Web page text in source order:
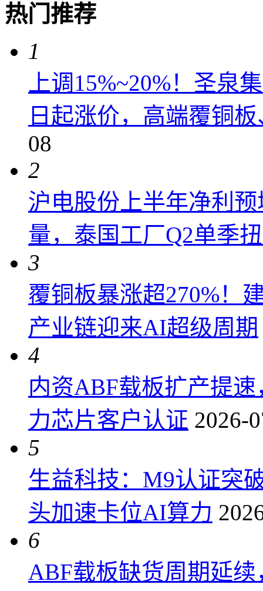
热门推荐
1
上调15%~20%！圣泉
日起涨价，高端覆铜
08
2
沪电股份上半年净利
量，泰国工厂Q2单季
3
覆铜板暴涨超270%！
产业链迎来AI超级周期
4
内资ABF载板扩产提
力芯片客户认证 2026-
5
生益科技：M9认证突
头加速卡位AI算力
6
ABF载板缺货周期延